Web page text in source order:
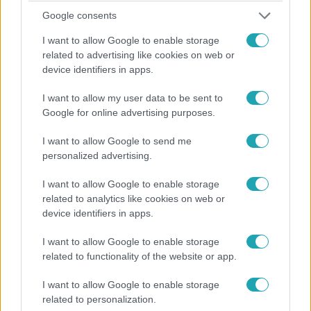
Google consents
I want to allow Google to enable storage
related to advertising like cookies on web or
device identifiers in apps.
I want to allow my user data to be sent to
Google for online advertising purposes.
I want to allow Google to send me
personalized advertising.
I want to allow Google to enable storage
related to analytics like cookies on web or
device identifiers in apps.
I want to allow Google to enable storage
related to functionality of the website or app.
I want to allow Google to enable storage
related to personalization.
2023. december 8. 17:28
Szinte félholtan támolygott az utcán: vita hevében
nyakon szúrta ismerősét egy férfi
Nem akarta megölni ismerősét és saját bevallása szerint
férfi, aki tavaly májusban egy vita hevében nyakon szúrt
egy másikat. Áldozata vérző sebbel, szinte félholtan
támolygott az utcán, járókelők segítettek neki. Végül
súlyos sérülésekkel, de túlélte a támadást. A győri